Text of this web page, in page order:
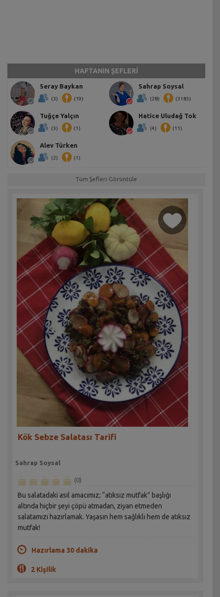
HAFTANIN ŞEFLERİ
Seray Baykan
(3) (19)
Sahrap Soysal
(28) (3183)
Tuğçe Yalçın
(3) (1)
Hatice Uludağ Tok
(4) (11)
Alev Türken
(2) (1)
Tüm Şefleri Görüntüle
Kök Sebze Salatası Tarifi
Sahrap Soysal
(0)
Bu salatadaki asıl amacımız; “atıksız mutfak” başlığı
altında hiçbir şeyi çöpü atmadan, ziyan etmeden
salatamızı hazırlamak. Yaşasın hem sağlıklı hem de atıksız
mutfak!
Hazırlama 30 dakika
2 Kişilik